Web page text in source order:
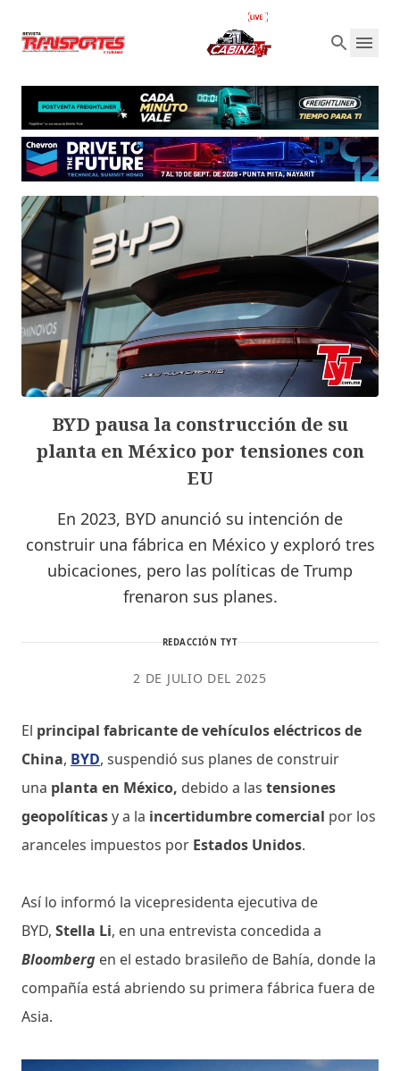
BYD pausa la construcción de su
planta en México por tensiones con
EU
En 2023, BYD anunció su intención de
construir una fábrica en México y exploró tres
ubicaciones, pero las políticas de Trump
frenaron sus planes.
REDACCIÓN TYT
2 DE JULIO DEL 2025
El principal fabricante de vehículos eléctricos de
China, BYD, suspendió sus planes de construir
una planta en México, debido a las tensiones
geopolíticasy a la incertidumbre comercial por los
aranceles impuestos por Estados Unidos.
Así lo informó la vicepresidenta ejecutiva de
BYD, Stella Li, en una entrevista concedida a
Bloomberg en el estado brasileño de Bahía, donde la
compañía está abriendo su primera fábrica fuera de
Asia.